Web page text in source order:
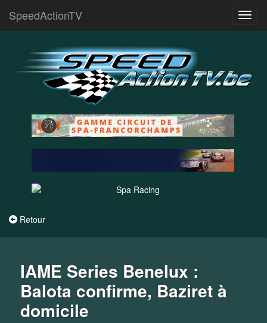
SpeedActionTV
Retour
IAME Series Benelux :
Balota confirme, Baziret à
domicile